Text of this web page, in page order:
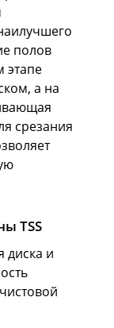
полов
этапе
а на
срезания
TSS
диска и